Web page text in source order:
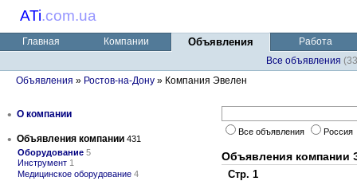
ATi.com.ua
Главная Компании Объявления
Работа
Все объявления
Объявления » Ростов-на-Дону » Компания Эвелен
• О компании
• Объявления компании 431
Оборудование 5
Инструмент 1
Медицинское оборудование 4
Все объявления Россия
Объявления компании
Стр. 1